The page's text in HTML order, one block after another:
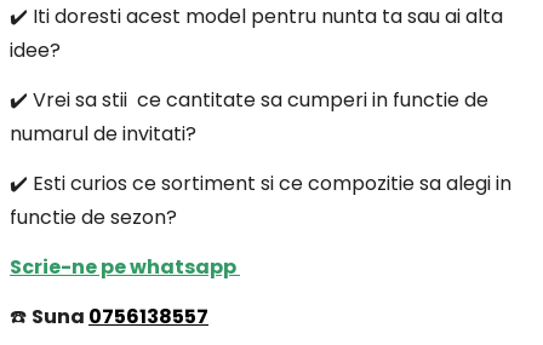
✔️ Iti doresti acest model pentru nunta ta sau ai alta
idee?
✔️ Vrei sa stii ce cantitate sa cumperi in functie de
numarul de invitati?
✔️ Esti curios ce sortiment si ce compozitie sa alegi in
functie de sezon?
Scrie-ne pe whatsapp
☎️ Suna 0756138557